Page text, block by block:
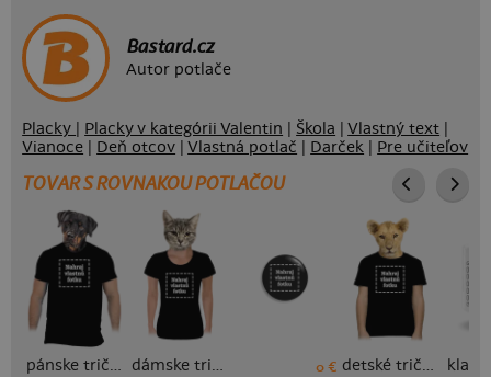
Bastard.cz
Autor potlače
Placky Placky v kategórii Valentin Škola |Vlastný text
Vianoce
Deň otcov |Vlastná potlač Darček Pre učiteľov
TOVAR S ROVNAKOU POTLAČOU
pánske tričko dámske tričko 0 € detské tričko